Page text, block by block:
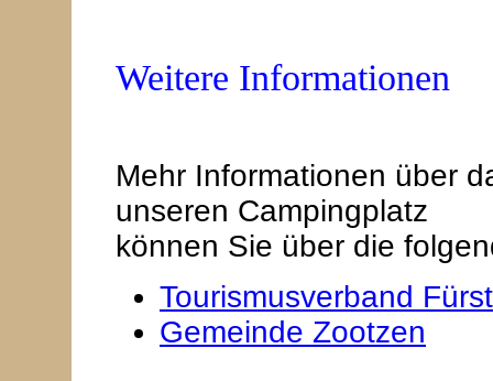
Weitere Informationen
Mehr Informationen über
unseren Campingplatz
können Sie über die
Tourismusverband
Gemeinde Zootzen